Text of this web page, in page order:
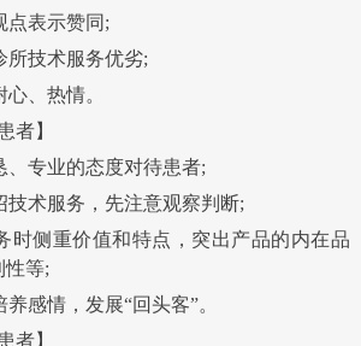
表示赞同;
技术服务优劣;
、热情。
】
专业的态度对待患者;
术服务，先注意观察判断;
侧重价值和特点，突出产品的内在品
性等;
情，发展“回头客”。
】